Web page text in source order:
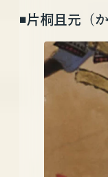
◾️片桐且元（